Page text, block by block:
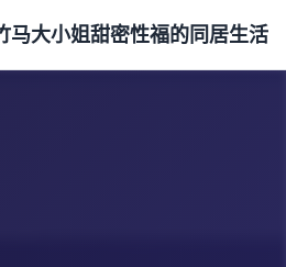
马大小姐甜密性福的同居生活